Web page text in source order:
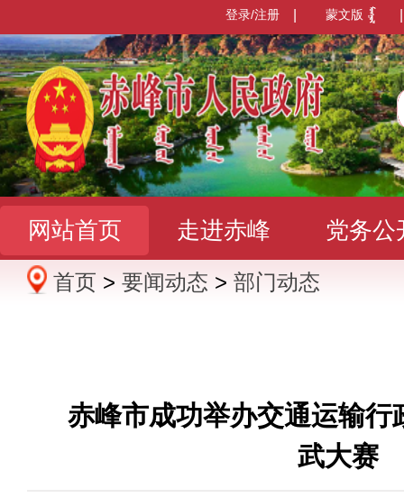
蒙文版
登录/注册
网站首页 走进赤峰 党务公
办事服务 政民互动
首页 > 要闻动态 > 部门动态
赤峰市成功举办交通运输行
武大赛